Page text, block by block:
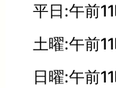
平日:午前
土曜:午前
日曜:午前